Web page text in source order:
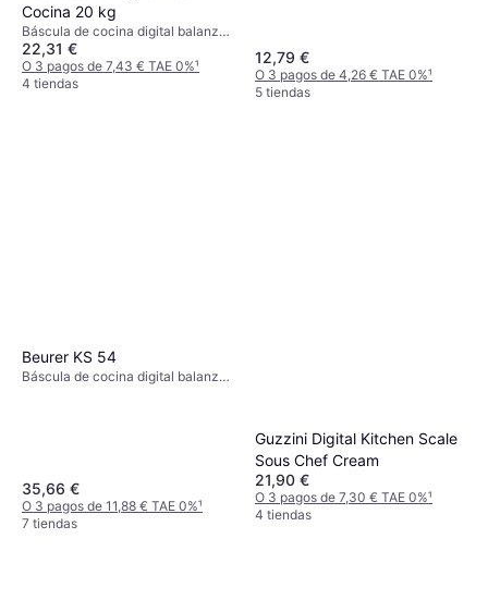
Cocina 20 kg
Báscula de cocina digital balanza
de cocina, Indicador de
sobrecarga, Tara, Apagado
automático, Indicador de batería,
22,31 €
O 3 pagos de 7,43 € TAE 0%¹
4 tiendas
12,79 €
O 3 pagos de 4,26 € TAE 0%¹
5 tiendas
Beurer KS 54
Báscula de cocina digital balanza
(oz), Gramo (g)
35,66 €
O 3 pagos de 11,88 € TAE 0%¹
7 tiendas
Guzzini Digital Kitchen Scale
Sous Chef Cream
21,90 €
O 3 pagos de 7,30 € TAE 0%¹
4 tiendas